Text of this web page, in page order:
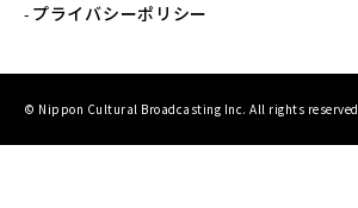
プライバシーポリシー
© Nippon Cultural Broadcasting Inc. All rights reserved